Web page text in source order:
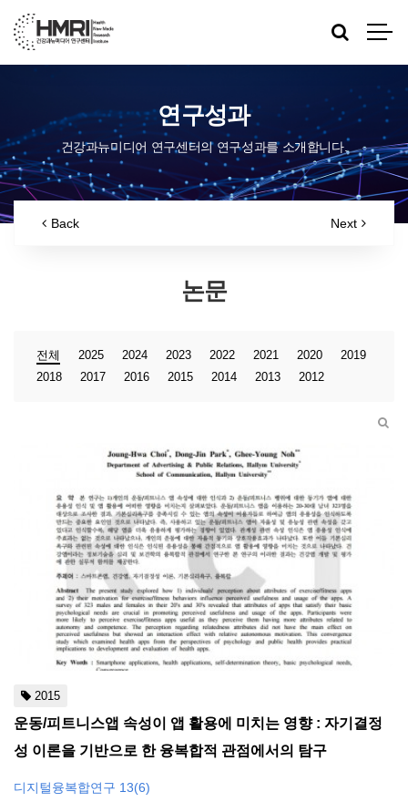
연구성과
건강과뉴미디어 연구센터의 연구성과를 소개합니다.
Back Next
논문
전체 2025 2024 2023 2022 2021 2020
2019
2018
2017 2016 2015 2014 2013 2012
2015
운동/피트니스앱 속성이 앱 활용에 미치는 영향 : 자기결정
성 이론을 기반으로 한 융복합적 관점에서의 탐구
디지털융복합연구 13(6)